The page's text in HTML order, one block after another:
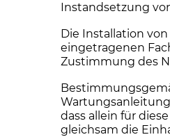
Instandsetzung
Die Installation
eingetragenen
Zustimmung des
dass allein für
gleichsam die